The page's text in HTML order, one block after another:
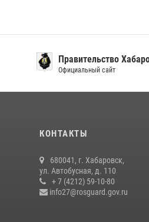
Правительство
Официальный сайт
КОНТАКТЫ
680041, г. Хабаровск,
ул. Автобусная, д. 110
+ 7 (4212) 59-10-80
info27@rosguard.gov.ru